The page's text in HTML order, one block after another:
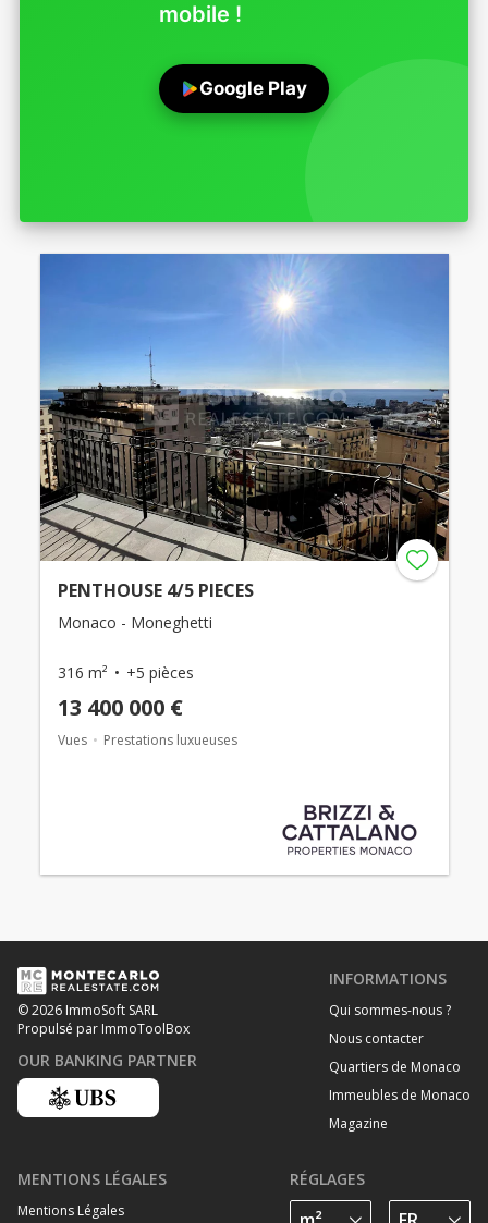
mobile !
Google Play
PENTHOUSE 4/5 PIECES
Monaco - Moneghetti
316 m² +5 pièces
13 400 000 €
Vues Prestations luxueuses
© 2026 ImmoSoft SARL
Propulsé par ImmoToolBox
OUR BANKING PARTNER
INFORMATIONS
Qui sommes-nous ?
Nous contacter
Quartiers de Monaco
Immeubles de Monaco
Magazine
MENTIONS LÉGALES
Mentions Légales
RÉGLAGES